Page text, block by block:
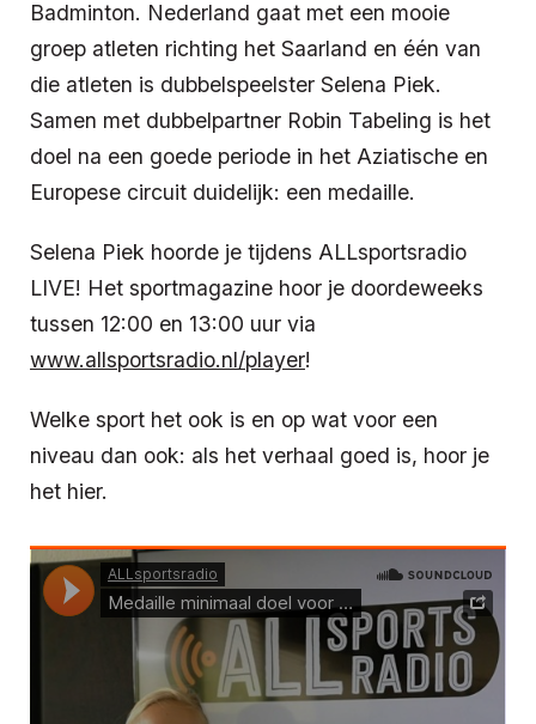
Badminton. Nederland gaat met een mooie
groep atleten richting het Saarland en één van
die atleten is dubbelspeelster Selena Piek.
Samen met dubbelpartner Robin Tabeling is het
doel na een goede periode in het Aziatische en
Europese circuit duidelijk: een medaille.
Selena Piek hoorde je tijdens ALLsportsradio
LIVE! Het sportmagazine hoor je doordeweeks
tussen 12:00 en 13:00 uur via
www.allsportsradio.nl/player!
Welke sport het ook is en op wat voor een
niveau dan ook: als het verhaal goed is, hoor je
het hier.